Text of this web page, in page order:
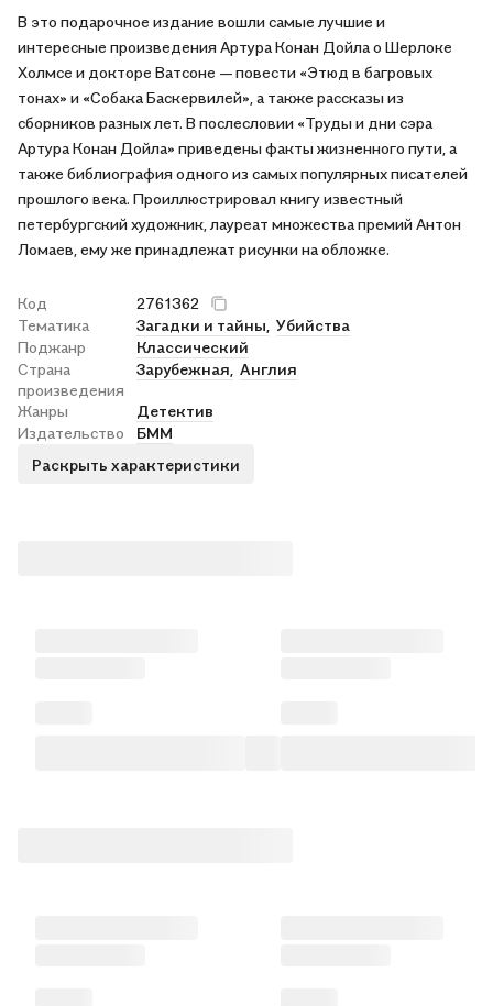
листы, но и причудливо (но огранично) введены в текст. В
сборник вошли произведения: "Этюд в багровых тонах",
"Пестрая лента", "Медные буки", "Рейгетские сквайры",
"Горбун", "Последнее дело Холмса", "Пляшущие человечки",
"Одинокая велосипедистка", "Убийство в Эбби-Грэйндж" и
"Собака Баскервилей". Данное издание - ценный подарок для
почитателей творчества А. Конан Дойла! И как же жаль, что
"Лениздат" не выпускает больше книг в подобном
оформлении.
В это подарочное издание вошли самые лучшие и
интересные произведения Артура Конан Дойла о Шерлоке
Холмсе и докторе Ватсоне — повести «Этюд в багровых
тонах» и «Собака Баскервилей», а также рассказы из
сборников разных лет. В послесловии «Труды и дни сэра
Артура Конан Дойла» приведены факты жизненного пути, а
также библиография одного из самых популярных писателей
прошлого века. Проиллюстрировал книгу известный
петербургский художник, лауреат множества премий Антон
Ломаев, ему же принадлежат рисунки на обложке.
Код
2761362
Тематика
Загадки и тайны, Убийства
Поджанр
Классический
Страна
произведения
Зарубежная, Англия
Жанры
Детектив
Издательство
БММ
Раскрыть характеристики